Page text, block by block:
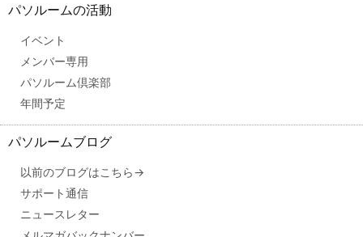
パソルームの活動
イベント
メンバー専用
パソルーム倶楽部
年間予定
パソルームブログ
以前のブログはこちら→
サポート通信
ニュースレター